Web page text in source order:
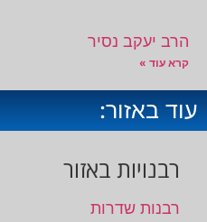
הרב יעקב נסיר
קרא עוד »
עוד באזור:
רבנויות באזור
רבנות שדרות